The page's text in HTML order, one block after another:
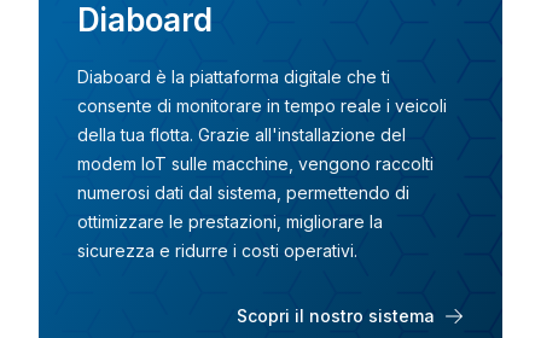
Diaboard
Diaboard è la piattaforma digitale che ti
consente di monitorare in tempo reale i veicoli
della tua flotta. Grazie all'installazione del
modem IoT sulle macchine, vengono raccolti
numerosi dati dal sistema, permettendo di
ottimizzare le prestazioni, migliorare la
sicurezza e ridurre i costi operativi.
Scopri il nostro sistema